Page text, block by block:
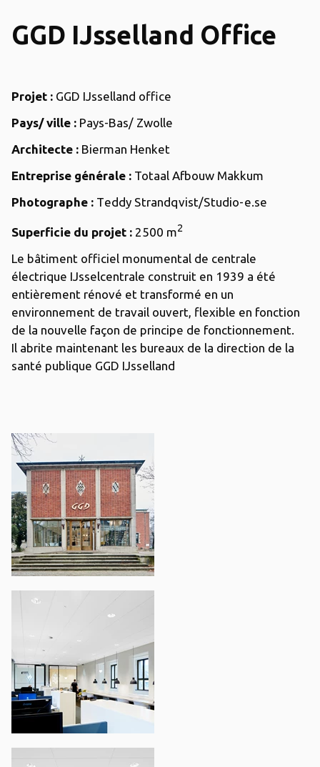
GGD IJsselland Office
Projet : GGD IJsselland office
Pays/ ville : Pays-Bas/ Zwolle
Architecte : Bierman Henket
Entreprise générale : Totaal Afbouw Makkum
Photographe : Teddy Strandqvist/Studio-e.se
Superficie du projet : 2500 m2
Le bâtiment officiel monumental de centrale
électrique IJsselcentrale construit en 1939 a été
entièrement rénové et transformé en un
environnement de travail ouvert, flexible en fonction
de la nouvelle façon de principe de fonctionnement.
Il abrite maintenant les bureaux de la direction de la
santé publique GGD IJsselland